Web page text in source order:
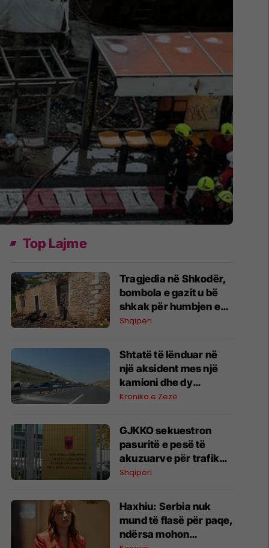
Top Lajme
Tragjedia në Shkodër,
bombola e gazit u bë
shkak për humbjen e
jetës së nënës dhe dy
Shqipëri
Shtatë të lënduar në
një aksident mes një
kamioni dhe dy
veturave në
Rugova”
Kronika e Zezë
GJKKO sekuestron
pasuritë e pesë të
akuzuarve për trafik
droge, bllokohen
llogari bankare
Shqipëri
Haxhiu: Serbia nuk
mund të flasë për paqe,
ndërsa mohon